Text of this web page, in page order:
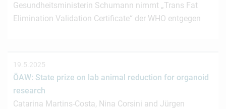
Gesundheitsministerin Schumann nimmt „Trans Fat
Elimination Validation Certificate“ der WHO entgegen
19.5.2025
ÖAW: State prize on lab animal reduction for organoid
research
Catarina Martins-Costa, Nina Corsini and Jürgen